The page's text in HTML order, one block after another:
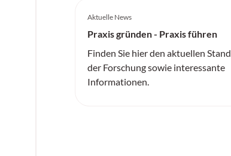
Aktuelle News
Praxis gründen - Praxis führen
Finden Sie hier den aktuellen Stand
der Forschung sowie interessante
Informationen.